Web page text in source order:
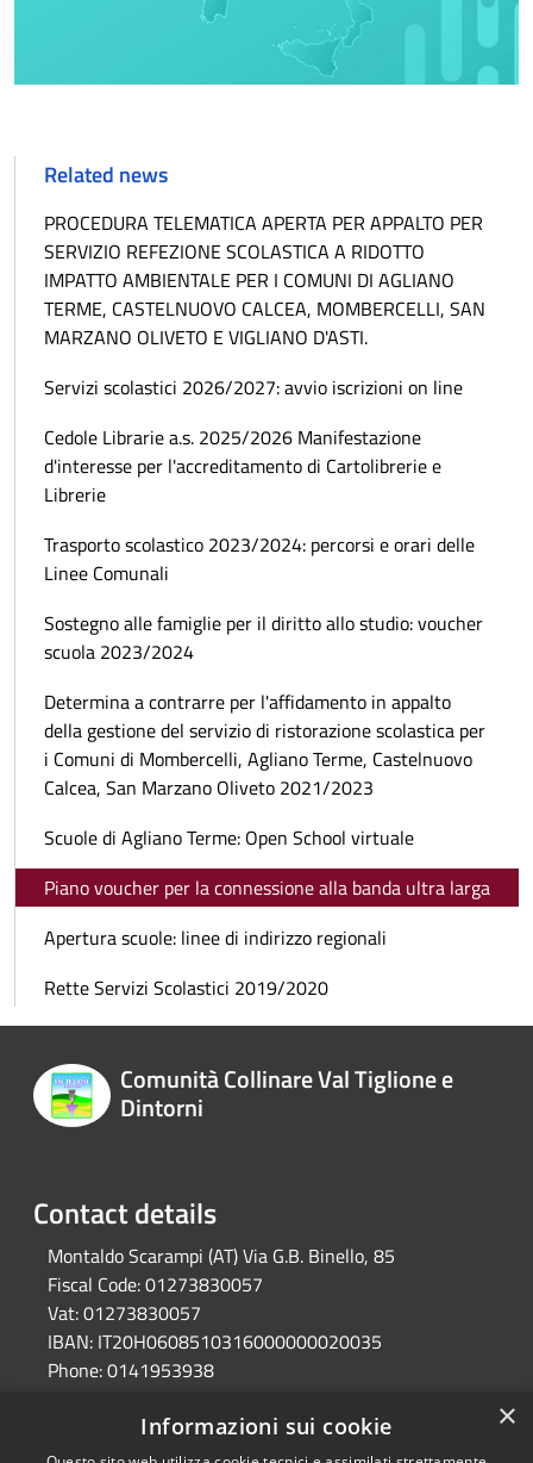
Related news
PROCEDURA TELEMATICA APERTA PER APPALTO PER
SERVIZIO REFEZIONE SCOLASTICA A RIDOTTO
IMPATTO AMBIENTALE PER I COMUNI DI AGLIANO
TERME, CASTELNUOVO CALCEA, MOMBERCELLI, SAN
MARZANO OLIVETO E VIGLIANO D'ASTI.
Servizi scolastici 2026/2027: avvio iscrizioni on line
Cedole Librarie a.s. 2025/2026 Manifestazione
d'interesse per l'accreditamento di Cartolibrerie e
Librerie
Trasporto scolastico 2023/2024: percorsi e orari delle
Linee Comunali
Sostegno alle famiglie per il diritto allo studio: voucher
scuola 2023/2024
Determina a contrarre per l'affidamento in appalto
della gestione del servizio di ristorazione scolastica per
i Comuni di Mombercelli, Agliano Terme, Castelnuovo
Calcea, San Marzano Oliveto 2021/2023
Scuole di Agliano Terme: Open School virtuale
Piano voucher per la connessione alla banda ultra larga
Apertura scuole: linee di indirizzo regionali
Rette Servizi Scolastici 2019/2020
Comunità Collinare Val Tiglione e
Dintorni
Contact details
Montaldo Scarampi (AT) Via G.B. Binello, 85
Fiscal Code:01273830057
Vat:01273830057
IBAN: IT20H0608510316000000020035
Phone:0141953938
×
Informazioni sui cookie